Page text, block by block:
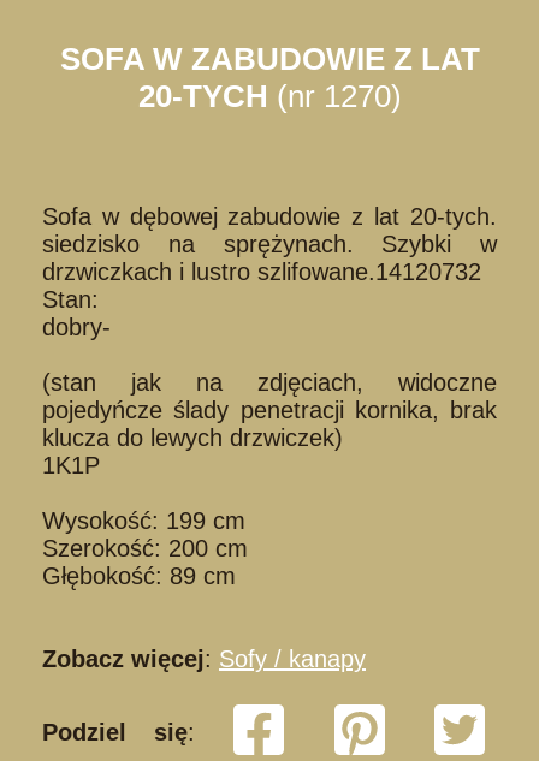
SOFA W ZABUDOWIE Z LAT
20-TYCH (nr 1270)
Sofa w dębowej zabudowie z lat 20-tych.
siedzisko na sprężynach. Szybki w
drzwiczkach i lustro szlifowane.14120732
Stan:
dobry-
(stan jak na zdjęciach, widoczne
pojedyńcze ślady penetracji kornika, brak
klucza do lewych drzwiczek)
1K1P
Wysokość: 199 cm
Szerokość: 200 cm
Głębokość: 89 cm
Zobacz więcej: Sofy / kanapy
Podziel się: